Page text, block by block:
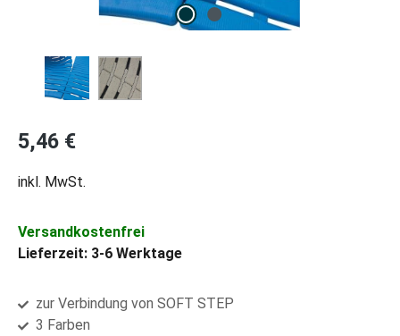
Regulärer Preis:
5,46 €
inkl. MwSt.
Versandkostenfrei
Lieferzeit: 3-6 Werktage
zur Verbindung von SOFT STEP
3 Farben